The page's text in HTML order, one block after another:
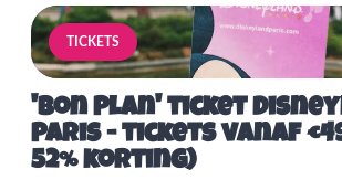
TICKETS
'Bon Plan' ticket
Paris - tickets vanaf
52% korting)